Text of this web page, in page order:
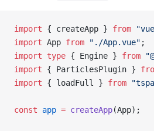
import { createApp } from
import App from "./App.vue" ;
import type { Engine } from
import { ParticlesPlugin }
import { loadFull } from
const app = createApp(App);